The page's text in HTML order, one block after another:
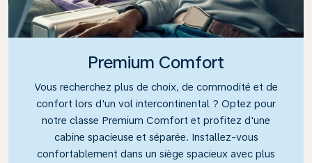
Premium Comfort
Vous recherchez plus de choix, de commodité et de
confort lors d'un vol intercontinental ? Optez pour
notre classe Premium Comfort et profitez d'une
cabine spacieuse et séparée. Installez-vous
confortablement dans un siège spacieux avec plus